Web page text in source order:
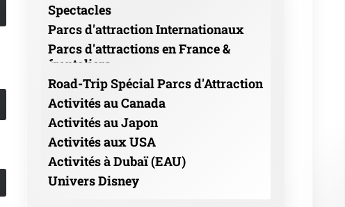
Spectacles
Parcs d'attraction Internationaux
Parcs d'attractions en France &
frontaliers
Road-Trip Spécial Parcs d'Attraction
Activités au Canada
Activités au Japon
Activités aux USA
Activités à Dubaï (EAU)
Univers Disney